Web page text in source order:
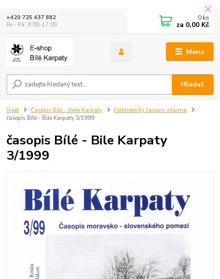
Menu
Hledat
+420 725 437 882
Po - Pá: 9:00-17:00
0 ks
za 0,00 Kč
Úvod Časopis Bílé - Biele Karpaty
Elektronický časopis zdarma
časopis Bílé - Bile Karpaty 3/1999
časopis Bílé - Bile Karpaty
3/1999